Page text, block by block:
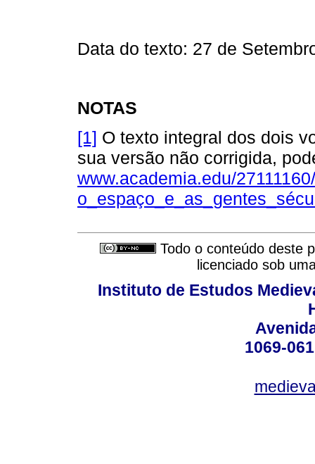
Data do texto: 27 de
NOTAS
[1] O texto integral dos dois
sua versão não corrigida,
www.academia.edu/
Todo o conteúdo deste
licenciado sob
Instituto de Estudos
1069-